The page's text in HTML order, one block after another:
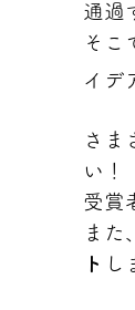
通過
そこ
イデ
さま
い！
受賞
また
ト し